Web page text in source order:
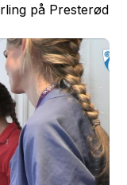
på Presterød